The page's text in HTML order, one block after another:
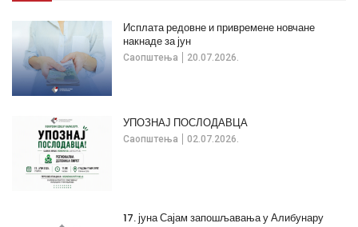
Саопштења 20.07.2026.
Исплата редовне и привремене новчане
накнаде за јун
Саопштења 02.07.2026.
УПОЗНАЈ ПОСЛОДАВЦА
17. јуна Сајам запошљавања у Алибунару